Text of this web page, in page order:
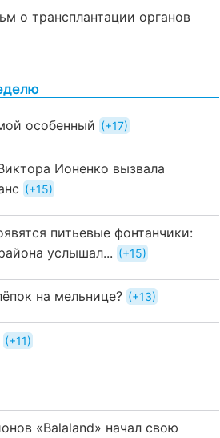
о трансплантации органов
особенный +17
Ионенко вызвала
+15
питьевые фонтанчики:
услышал...
+15
на мельнице? +13
+11
«Balaland» начал свою